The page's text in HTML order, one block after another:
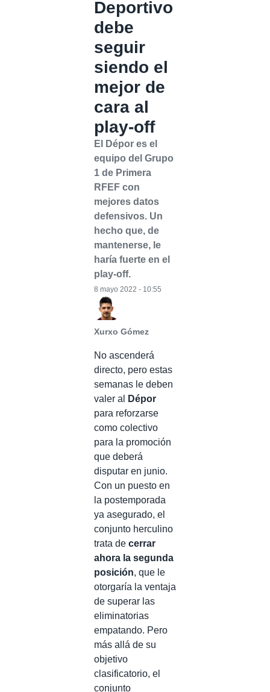
Deportivo
debe
seguir
siendo el
mejor de
cara al
play-off
El Dépor es el
equipo del Grupo
1 de Primera
RFEF con
mejores datos
defensivos. Un
hecho que, de
mantenerse, le
haría fuerte en el
play-off.
Xurxo Gómez
8 mayo 2022 - 10:55
No ascenderá
directo, pero estas
semanas le deben
valer al
Dépor
para reforzarse
como colectivo
para la promoción
que deberá
disputar en junio.
Con un puesto en
la postemporada
ya asegurado, el
conjunto herculino
trata de cerrar
ahora la segunda
posición, que le
otorgaría la ventaja
de superar las
eliminatorias
empatando. Pero
más allá de su
objetivo
clasificatorio, el
conjunto